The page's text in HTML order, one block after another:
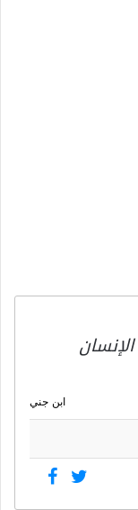
ابن جني